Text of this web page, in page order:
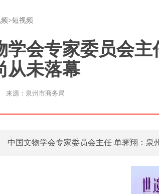
>短视频
学会专家委员会主
从未落幕
来源：泉州市商务局
中国文物学会专家委员会主任 单霁翔：泉